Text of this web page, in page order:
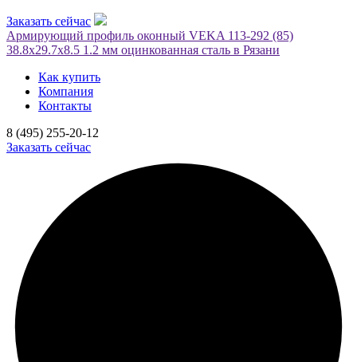
Заказать сейчас
Армирующий профиль оконный VEKA 113-292 (85)
38.8х29.7х8.5 1.2 мм оцинкованная сталь в Рязани
Как купить
Компания
Контакты
8 (495) 255-20-12
Заказать сейчас